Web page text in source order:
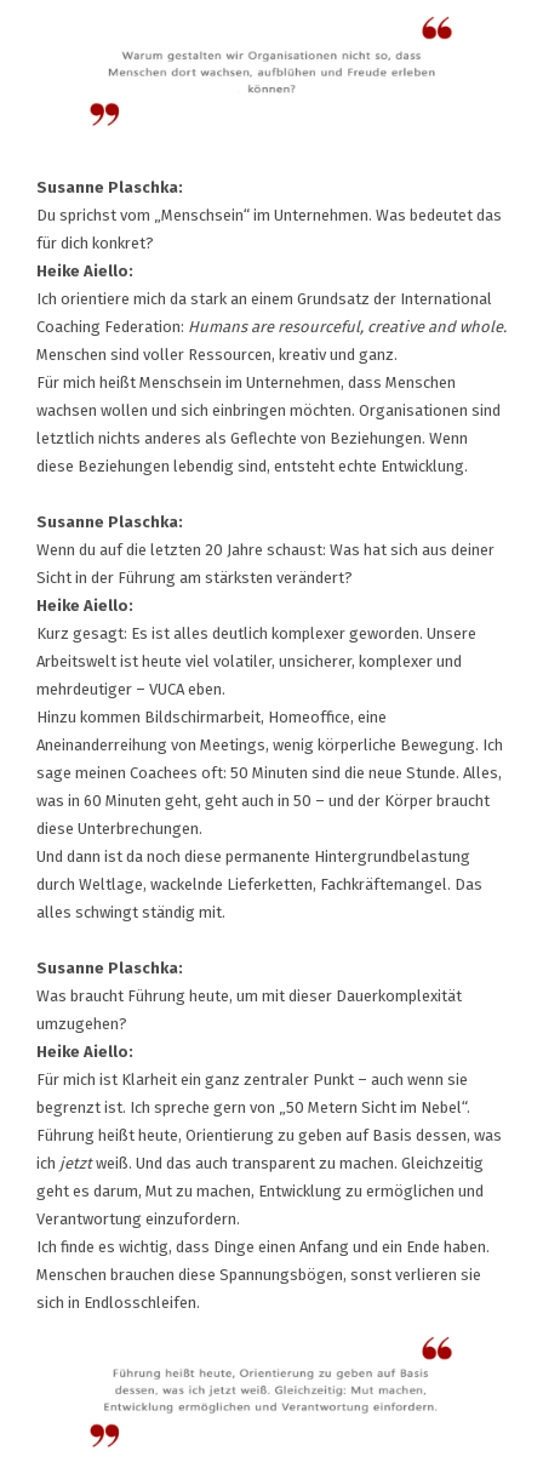
Susanne Plaschka:
Du sprichst vom „Menschsein“ im Unternehmen. Was bedeutet das
für dich konkret?
Heike Aiello:
Ich orientiere mich da stark an einem Grundsatz der International
Coaching Federation: Humans are resourceful, creative and whole.
Menschen sind voller Ressourcen, kreativ und ganz.
Für mich heißt Menschsein im Unternehmen, dass Menschen
wachsen wollen und sich einbringen möchten. Organisationen sind
letztlich nichts anderes als Geflechte von Beziehungen. Wenn
diese Beziehungen lebendig sind, entsteht echte Entwicklung.
Susanne Plaschka:
Wenn du auf die letzten 20 Jahre schaust: Was hat sich aus deiner
Sicht in der Führung am stärksten verändert?
Heike Aiello:
Kurz gesagt: Es ist alles deutlich komplexer geworden. Unsere
Arbeitswelt ist heute viel volatiler, unsicherer, komplexer und
mehrdeutiger – VUCA eben.
Hinzu kommen Bildschirmarbeit, Homeoffice, eine
Aneinanderreihung von Meetings, wenig körperliche Bewegung. Ich
sage meinen Coachees oft: 50 Minuten sind die neue Stunde. Alles,
was in 60 Minuten geht, geht auch in 50 – und der Körper braucht
diese Unterbrechungen.
Und dann ist da noch diese permanente Hintergrundbelastung
durch Weltlage, wackelnde Lieferketten, Fachkräftemangel. Das
alles schwingt ständig mit.
Susanne Plaschka:
Was braucht Führung heute, um mit dieser Dauerkomplexität
umzugehen?
Heike Aiello:
Für mich ist Klarheit ein ganz zentraler Punkt – auch wenn sie
begrenzt ist. Ich spreche gern von „50 Metern Sicht im Nebel“.
Führung heißt heute, Orientierung zu geben auf Basis dessen, was
ich jetztweiß. Und das auch transparent zu machen. Gleichzeitig
geht es darum, Mut zu machen, Entwicklung zu ermöglichen und
Verantwortung einzufordern.
Ich finde es wichtig, dass Dinge einen Anfang und ein Ende haben.
Menschen brauchen diese Spannungsbögen, sonst verlieren sie
sich in Endlosschleifen.